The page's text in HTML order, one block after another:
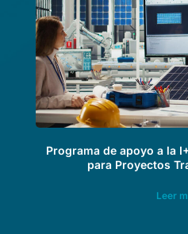
Programa de apoyo a la
para Proyectos
Leer